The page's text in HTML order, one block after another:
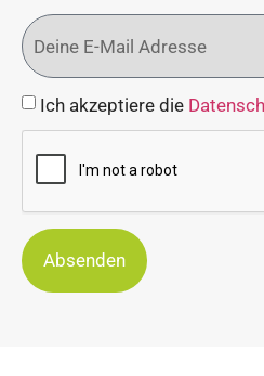
Ich akzeptiere die
Absenden